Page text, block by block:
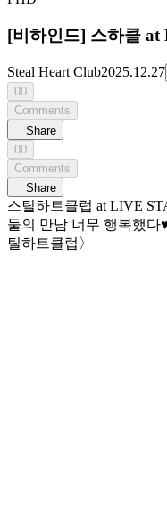
[비하인드] 스하클
Steal Heart Club2025.12.27
00
Comments
Share
00
Comments
Share
스틸하트클럽 at LIVE
둘의 만남 너무 행복했다♥ 글로벌 밴드 메이킹 서바이벌 〈
틸하트클럽〉